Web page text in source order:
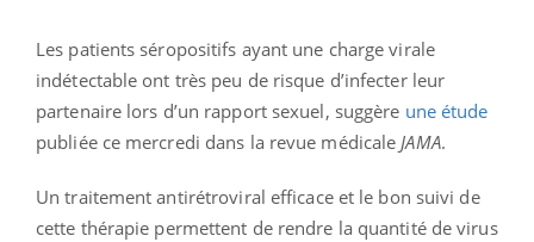
Les patients séropositifs ayant une charge virale
indétectable ont très peu de risque d’infecter leur
partenaire lors d’un rapport sexuel, suggère une étude
publiée ce mercredi dans la revue médicaleJAMA.
Un traitement antirétroviral efficace et le bon suivi de
cette thérapie permettent de rendre la quantité de virus